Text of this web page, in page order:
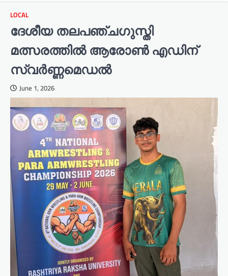
LOCAL
ദേശീയ തലപഞ്ചഗുസ്തി
മത്സരത്തിൽ ആരോൺ എഡിന്
സ്വർണ്ണമെഡൽ
June 1, 2026